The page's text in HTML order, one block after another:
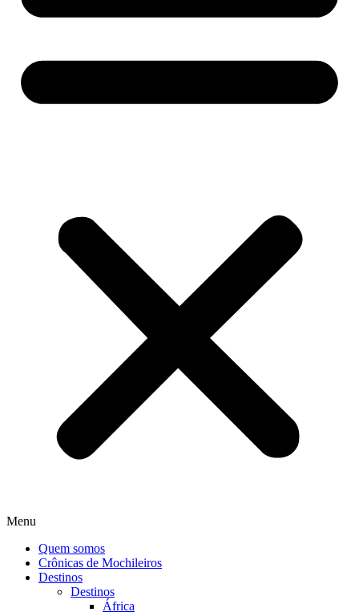
Menu
Quem somos
Crônicas de Mochileiros
Destinos
Destinos
África